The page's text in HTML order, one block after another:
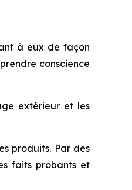
à eux de façon
conscience
extérieur et les
produits. Par des
faits probants et